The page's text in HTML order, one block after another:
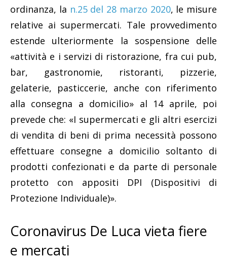
ordinanza, la n.25 del 28 marzo 2020, le misure
relative ai supermercati. Tale provvedimento
estende ulteriormente la sospensione delle
«attività e i servizi di ristorazione, fra cui pub,
bar, gastronomie, ristoranti, pizzerie,
gelaterie, pasticcerie, anche con riferimento
alla consegna a domicilio» al 14 aprile, poi
prevede che: «I supermercati e gli altri esercizi
di vendita di beni di prima necessità possono
effettuare consegne a domicilio soltanto di
prodotti confezionati e da parte di personale
protetto con appositi DPI (Dispositivi di
Protezione Individuale)».
Coronavirus De Luca vieta fiere
e mercati